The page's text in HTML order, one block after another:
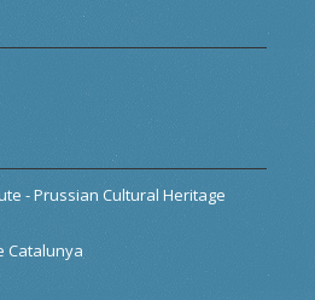
- Prussian Cultural Heritage
Catalunya